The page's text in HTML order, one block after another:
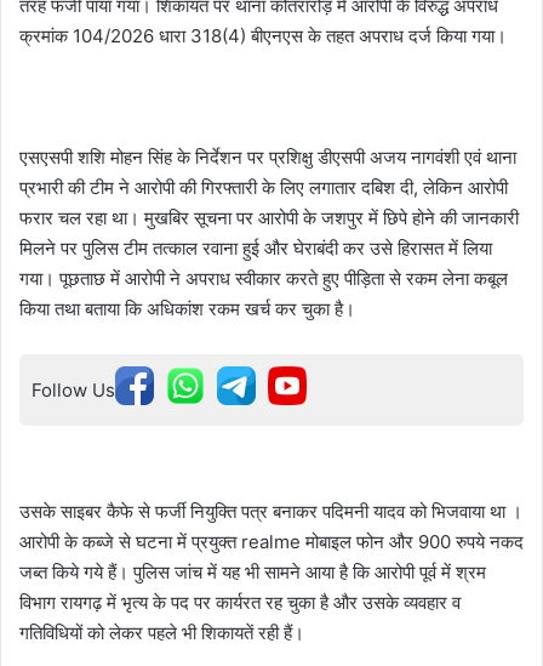
तरह फर्जी पाया गया। शिकायत पर थाना कोतरारोड़ में आरोपी के विरुद्ध अपराध
क्रमांक 104/2026 धारा 318(4) बीएनएस के तहत अपराध दर्ज किया गया।
एसएसपी शशि मोहन सिंह के निर्देशन पर प्रशिक्षु डीएसपी अजय नागवंशी एवं थाना
प्रभारी की टीम ने आरोपी की गिरफ्तारी के लिए लगातार दबिश दी, लेकिन आरोपी
फरार चल रहा था। मुखबिर सूचना पर आरोपी के जशपुर में छिपे होने की जानकारी
मिलने पर पुलिस टीम तत्काल रवाना हुई और घेराबंदी कर उसे हिरासत में लिया
गया। पूछताछ में आरोपी ने अपराध स्वीकार करते हुए पीड़िता से रकम लेना कबूल
किया तथा बताया कि अधिकांश रकम खर्च कर चुका है।
Follow Us
उसके साइबर कैफे से फर्जी नियुक्ति पत्र बनाकर पदिमनी यादव को भिजवाया था ।
आरोपी के कब्जे से घटना में प्रयुक्त realme मोबाइल फोन और 900 रुपये नकद
जब्त किये गये हैं। पुलिस जांच में यह भी सामने आया है कि आरोपी पूर्व में श्रम
विभाग रायगढ़ में भृत्य के पद पर कार्यरत रह चुका है और उसके व्यवहार व
गतिविधियों को लेकर पहले भी शिकायतें रही हैं।